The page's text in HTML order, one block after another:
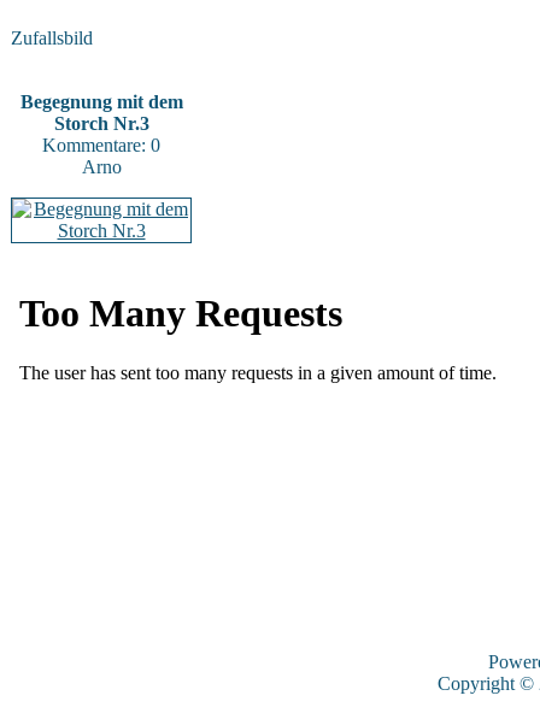
Zufallsbild
Begegnung mit dem
Storch Nr.3
Kommentare: 0
Arno
Copyright ©